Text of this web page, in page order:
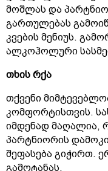
მოშლას და
გართულებას
კვების მენიუს.
ალკოჰოლური
თხის რქა
თქვენი
კომფორტისთვის.
იმდენად მაღალია,
პარტნიორის
შეფასება გიჭირთ.
გამოტანას.